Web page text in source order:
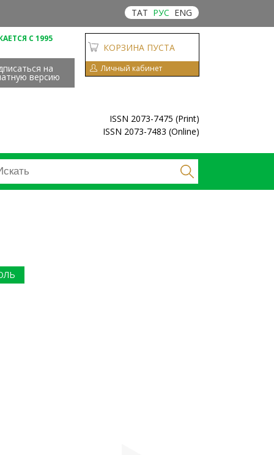
ТАТ РУС ENG
С 1995
на
версию
КОРЗИНА ПУСТА
Личный кабинет
ISSN 2073-7475 (Print)
ISSN 2073-7483 (Online)